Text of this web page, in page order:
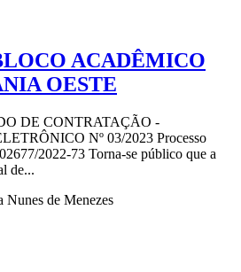
ACADÊMICO
OESTE
DE CONTRATAÇÃO -
Nº 03/2023 Processo
2022-73 Torna-se público que a
de...
de Menezes